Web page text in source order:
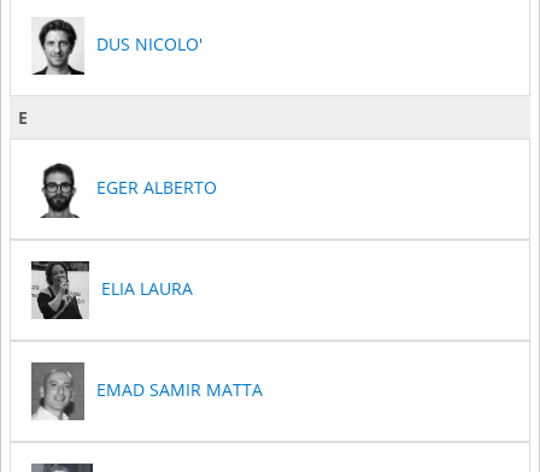
DUS NICOLO'
E
EGER ALBERTO
ELIA LAURA
EMAD SAMIR MATTA